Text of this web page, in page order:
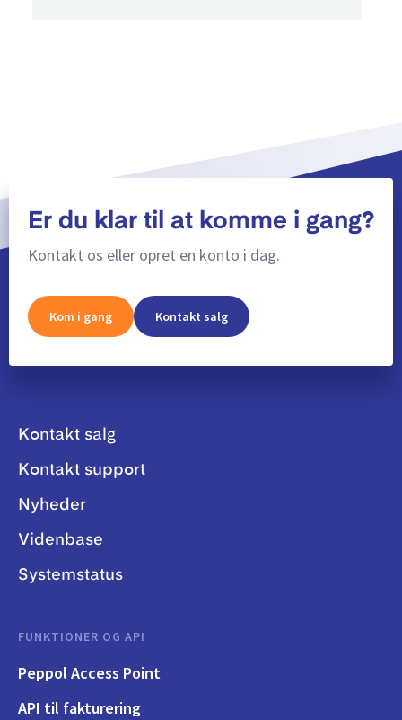
Er du klar til at komme i gang?
Kontakt os eller opret en konto i dag.
Kom i gang Kontakt salg
Kontakt salg
Kontakt support
Nyheder
Videnbase
Systemstatus
FUNKTIONER OG API
Peppol Access Point
API til fakturering